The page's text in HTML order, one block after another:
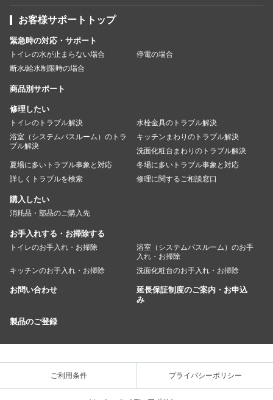
お客様サポートトップ
緊急時の対応・サポート
トイレの水が止まらない場合
停電の場合
断水/給水制限時の場合
商品別サポート
修理したい
トイレのトラブル解決
水栓金具のトラブル解決
浴室（システムバスルーム）のトラ
ブル解決
キッチンまわりのトラブル解決
洗面化粧台まわりのトラブル解決
夏場に多いトラブル事象と対応
冬場に多いトラブル事象と対応
詳しくトラブルを検索
修理に関するご相談窓口
購入したい
消耗品・部品のご購入先
お手入れする・お掃除する
トイレのお手入れ・お掃除
浴室（システムバスルーム）のお手
入れ・お掃除
キッチンのお手入れ・お掃除
洗面化粧台のお手入れ・お掃除
お問い合わせ
延長保証制度のご案内・お申込
み
製品のご登録
ご利用条件 プライバシーポリシー